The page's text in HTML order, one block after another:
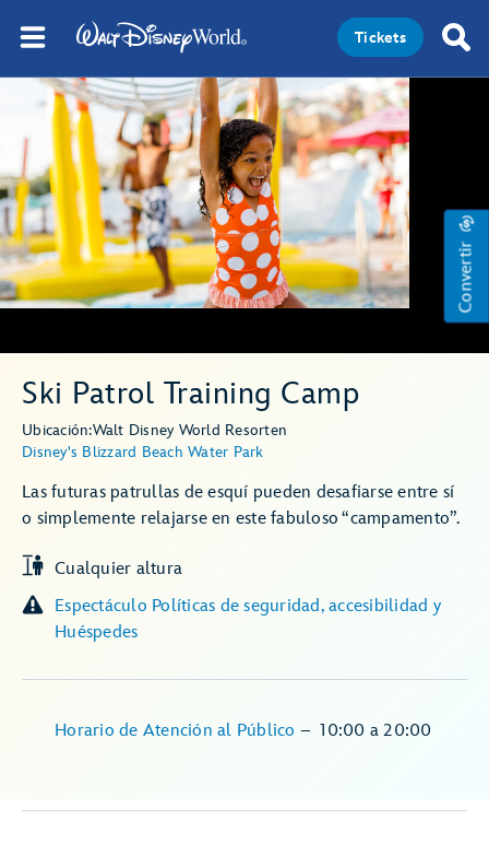
Tickets
Convertir
Ski Patrol Training Camp
Ubicación:Walt Disney World Resorten
Disney's Blizzard Beach Water Park
Las futuras patrullas de esquí pueden desafiarse entre sí
o simplemente relajarse en este fabuloso “campamento”.
Cualquier altura
Espectáculo Políticas de seguridad, accesibilidad y
Huéspedes
Horario de Atención al Público –10:00 a 20:00